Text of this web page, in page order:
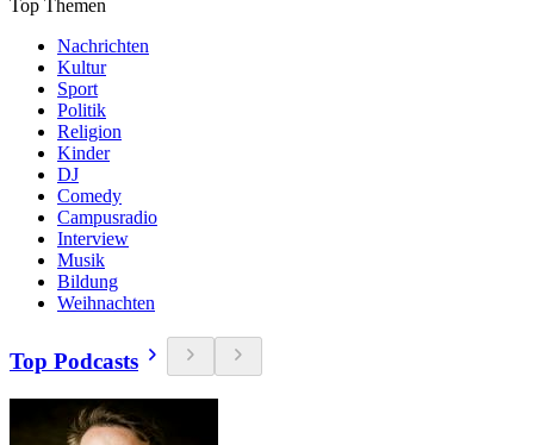
Top Themen
Nachrichten
Kultur
Sport
Politik
Religion
Kinder
DJ
Comedy
Campusradio
Interview
Musik
Bildung
Weihnachten
Top Podcasts